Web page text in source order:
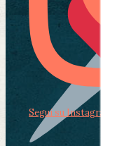
Segui su Instagram